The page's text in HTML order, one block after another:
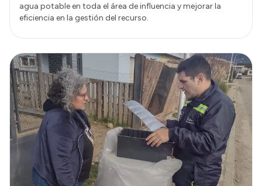
agua potable en toda el área de influencia y mejorar la
eficiencia en la gestión del recurso.